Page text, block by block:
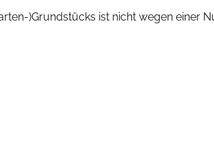
)Grundstücks ist nicht wegen einer